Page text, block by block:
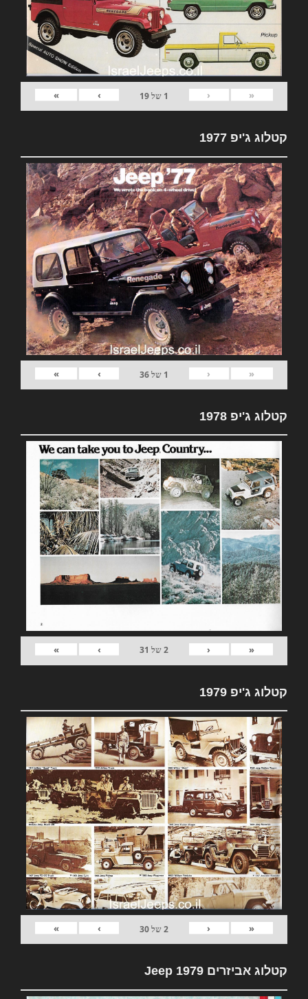
«
‹
1 של19
›
»
קטלוג ג'יפ 1977
«
‹
1 של36
›
»
קטלוג ג'יפ 1978
«
‹
2של 31
›
»
קטלוג ג'יפ 1979
«
‹
2של30
›
»
קטלוג אביזרים 1979 Jeep